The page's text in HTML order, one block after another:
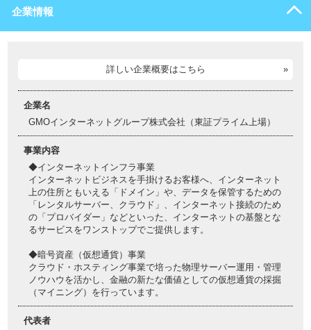
企業情報
詳しい企業概要はこちら
企業名
GMOインターネットグループ株式会社（東証プライム上場）
事業内容
◆インターネットインフラ事業
インターネットビジネスを手掛けるお客様へ、インターネット
上の住所ともいえる「ドメイン」や、データを保管するための
「レンタルサーバー、クラウド」、インターネット接続のため
の「プロバイダー」などといった、インターネットの基盤とな
るサービスをワンストップでご提供します。
◆暗号資産（仮想通貨）事業
クラウド・ホスティング事業で培った物理サーバー運用・管理
ノウハウを活かし、金融の新たな価値としての仮想通貨の採掘
（マイニング）を行っています。
代表者